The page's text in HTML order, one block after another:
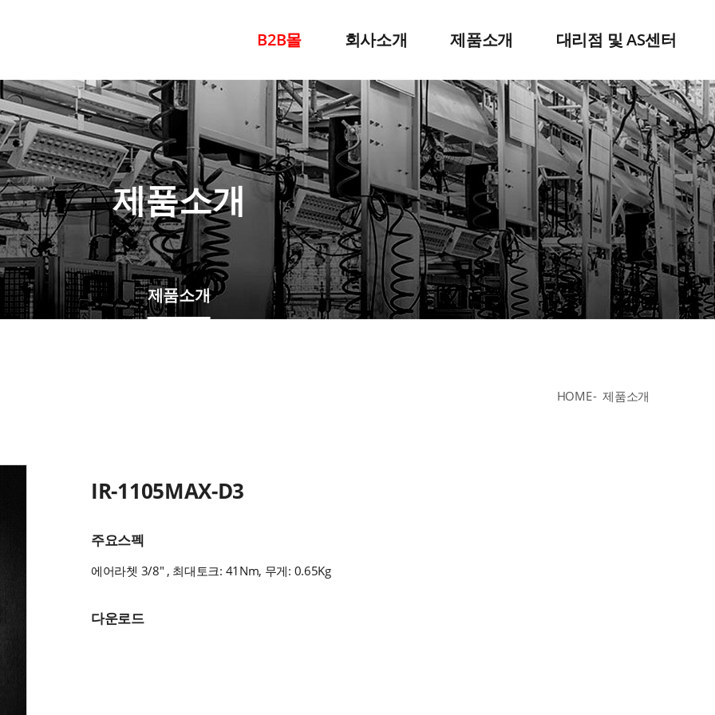
B2B몰 회사소개
인사말
회사연혁
조직도
찾아오시는길
제품소개
에어공구
전동공구
QX툴
윈치/호이스트
엔진스타터
닐로스
대리점 및 AS센터
대리점문의
제품소개
제품소개
HOME 제품소개
IR-1105MAX-D3
주요스펙
에어라쳇 3/8" , 최대토크: 41Nm, 무게: 0.65Kg
다운로드